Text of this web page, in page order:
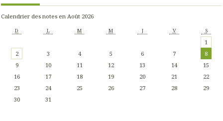
Calendrier des notes en Août 2026
D L M M J V S
1
2
3 4 5 6 7
8
9
10 11 12 13 14
15
16
17 18 19 20 21
22
23
24 25 26 27 28
29
30
31